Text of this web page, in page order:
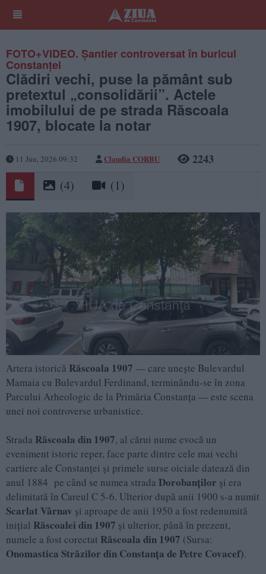
FOTO+VIDEO. Șantier controversat în buricul
Constanței
Clădiri vechi, puse la pământ sub
pretextul „consolidării”. Actele
imobilului de pe strada Răscoala
1907, blocate la notar
11 Jun, 2026 09:32 Claudia CORBU 2243
(4) (1)
Artera istorică Răscoala 1907 — care unește Bulevardul
Mamaia cu Bulevardul Ferdinand, terminându-se în zona
Parcului Arheologic de la Primăria Constanța — este scena
unei noi controverse urbanistice.
Strada Răscoala din 1907, al cărui nume evocă un
eveniment istoric reper, face parte dintre cele mai vechi
cartiere ale Constanței și primele surse oiciale datează din
anul 1884 pe când se numea strada Dorobanților și era
delimitată în Careul C 5-6. Ulterior după anii 1900 s-a numit
Scarlat Vârnav și aproape de anii 1950 a fost redenumită
inițial Răscoalei din 1907 și ulterior, până în prezent,
numele a fost corectat Răscoala din 1907 (Sursa:
Onomastica Străzilor din Constanța de Petre Covacef).